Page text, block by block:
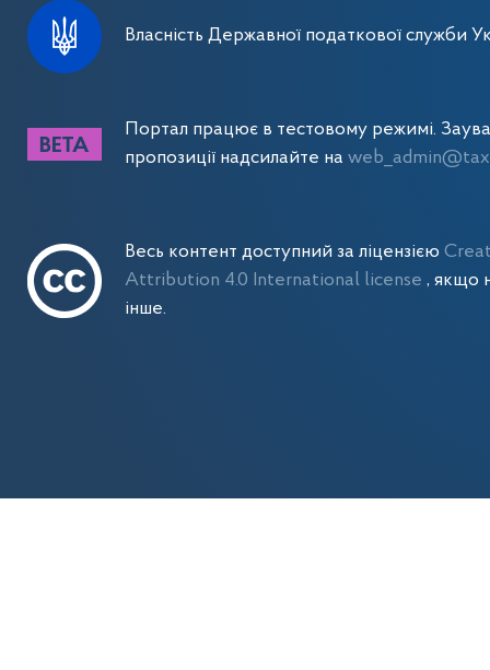
Власність Державної податкової служби
Портал працює в тестовому режимі.
пропозиції надсилайте на
Весь контент доступний за ліцензією
Attribution 4.0 International license, якщо
інше.